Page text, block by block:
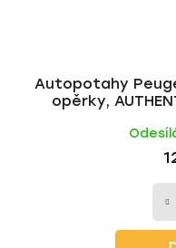
Autopotahy
opěrky,